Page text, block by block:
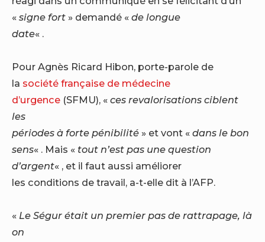
« signe fort » demandé « de longue
date« .
Pour Agnès Ricard Hibon, porte-parole de
la société française de médecine
d’urgence (SFMU), « ces revalorisations ciblent
les
périodes à forte pénibilité » et vont « dans le bon
sens« . Mais « tout n’est pas une question
d’argent« , et il faut aussi améliorer
les conditions de travail, a-t-elle dit à l’AFP.
« Le Ségur était un premier pas de rattrapage, là
on